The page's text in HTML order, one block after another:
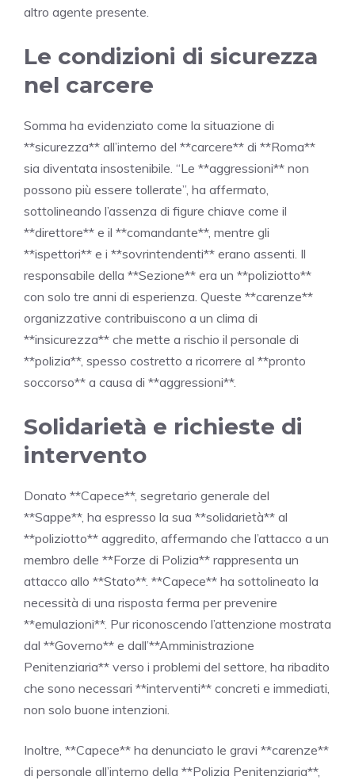
altro agente presente.
Le condizioni di sicurezza
nel carcere
Somma ha evidenziato come la situazione di
**sicurezza** all’interno del **carcere** di **Roma**
sia diventata insostenibile. “Le **aggressioni** non
possono più essere tollerate”, ha affermato,
sottolineando l’assenza di figure chiave come il
**direttore** e il **comandante**, mentre gli
**ispettori** e i **sovrintendenti** erano assenti. Il
responsabile della **Sezione** era un **poliziotto**
con solo tre anni di esperienza. Queste **carenze**
organizzative contribuiscono a un clima di
**insicurezza** che mette a rischio il personale di
**polizia**, spesso costretto a ricorrere al **pronto
soccorso** a causa di **aggressioni**.
Solidarietà e richieste di
intervento
Donato **Capece**, segretario generale del
**Sappe**, ha espresso la sua **solidarietà** al
**poliziotto** aggredito, affermando che l’attacco a un
membro delle **Forze di Polizia** rappresenta un
attacco allo **Stato**. **Capece** ha sottolineato la
necessità di una risposta ferma per prevenire
**emulazioni**. Pur riconoscendo l’attenzione mostrata
dal **Governo** e dall’**Amministrazione
Penitenziaria** verso i problemi del settore, ha ribadito
che sono necessari **interventi** concreti e immediati,
non solo buone intenzioni.
Inoltre, **Capece** ha denunciato le gravi **carenze**
di personale all’interno della **Polizia Penitenziaria**,